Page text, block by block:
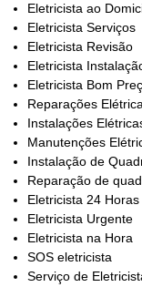
Eletricista ao
Eletricista Serviços
Eletricista Revisão
Eletricista
Eletricista Bom
Reparações
Instalações
Manutenções
Instalação de
Reparação de
Eletricista 24 Horas
Eletricista Urgente
Eletricista na Hora
SOS eletricista
Serviço de